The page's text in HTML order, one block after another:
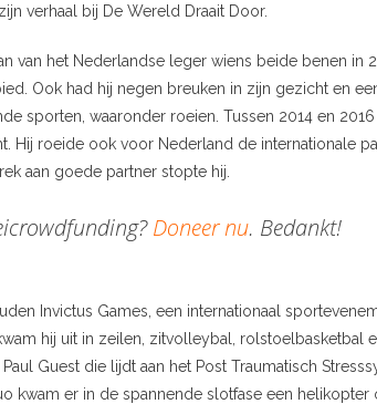
verhaal bij De Wereld Draait Door.
van het Nederlandse leger wiens beide benen
Ook had hij negen breuken in zijn gezicht en
sporten, waaronder roeien. Tussen 2014 en
Hij roeide ook voor Nederland de internationale
aan goede partner stopte hij.
Doneer nu. Bedankt!
Invictus Games, een internationaal
hij uit in zeilen, zitvolleybal, rolstoelbasketbal
Guest die lijdt aan het Post Traumatisch
kwam er in de spannende slotfase een helikopter